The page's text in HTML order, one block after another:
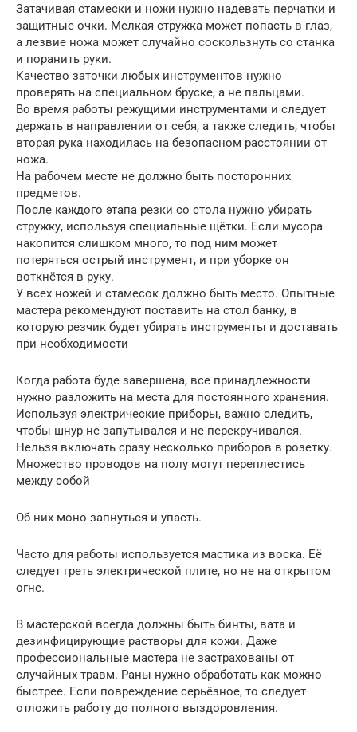
Затачивая стамески и ножи нужно надевать перчатки и
защитные очки. Мелкая стружка может попасть в глаз,
а лезвие ножа может случайно соскользнуть со станка
и поранить руки.
Качество заточки любых инструментов нужно
проверять на специальном бруске, а не пальцами.
Во время работы режущими инструментами и следует
держать в направлении от себя, а также следить, чтобы
вторая рука находилась на безопасном расстоянии от
ножа.
На рабочем месте не должно быть посторонних
предметов.
После каждого этапа резки со стола нужно убирать
стружку, используя специальные щётки. Если мусора
накопится слишком много, то под ним может
потеряться острый инструмент, и при уборке он
воткнётся в руку.
У всех ножей и стамесок должно быть место. Опытные
мастера рекомендуют поставить на стол банку, в
которую резчик будет убирать инструменты и доставать
при необходимости
Когда работа буде завершена, все принадлежности
нужно разложить на места для постоянного хранения.
Используя электрические приборы, важно следить,
чтобы шнур не запутывался и не перекручивался.
Нельзя включать сразу несколько приборов в розетку.
Множество проводов на полу могут переплестись
между собой
Об них моно запнуться и упасть.
Часто для работы используется мастика из воска. Её
следует греть электрической плите, но не на открытом
огне.
В мастерской всегда должны быть бинты, вата и
дезинфицирующие растворы для кожи. Даже
профессиональные мастера не застрахованы от
случайных травм. Раны нужно обработать как можно
быстрее. Если повреждение серьёзное, то следует
отложить работу до полного выздоровления.